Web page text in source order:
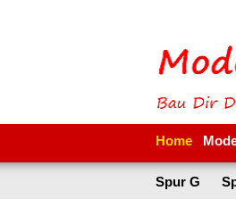
Home
Spur G